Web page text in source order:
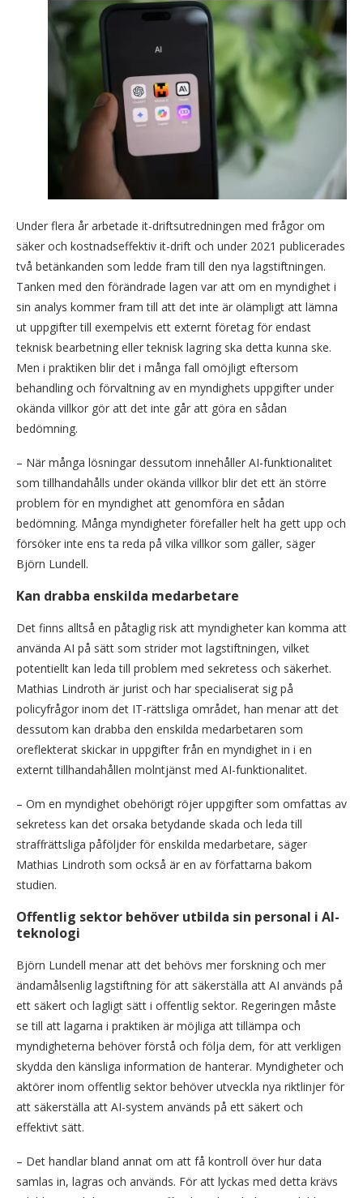
Under flera år arbetade it-driftsutredningen med frågor om
säker och kostnadseffektiv it-drift och under 2021 publicerades
två betänkanden som ledde fram till den nya lagstiftningen.
Tanken med den förändrade lagen var att om en myndighet i
sin analys kommer fram till att det inte är olämpligt att lämna
ut uppgifter till exempelvis ett externt företag för endast
teknisk bearbetning eller teknisk lagring ska detta kunna ske.
Men i praktiken blir det i många fall omöjligt eftersom
behandling och förvaltning av en myndighets uppgifter under
okända villkor gör att det inte går att göra en sådan
bedömning.
– När många lösningar dessutom innehåller AI-funktionalitet
som tillhandahålls under okända villkor blir det ett än större
problem för en myndighet att genomföra en sådan
bedömning. Många myndigheter förefaller helt ha gett upp och
försöker inte ens ta reda på vilka villkor som gäller, säger
Björn Lundell.
Kan drabba enskilda medarbetare
Det finns alltså en påtaglig risk att myndigheter kan komma att
använda AI på sätt som strider mot lagstiftningen, vilket
potentiellt kan leda till problem med sekretess och säkerhet.
Mathias Lindroth är jurist och har specialiserat sig på
policyfrågor inom det IT-rättsliga området, han menar att det
dessutom kan drabba den enskilda medarbetaren som
oreflekterat skickar in uppgifter från en myndighet in i en
externt tillhandahållen molntjänst med AI-funktionalitet.
– Om en myndighet obehörigt röjer uppgifter som omfattas av
sekretess kan det orsaka betydande skada och leda till
straffrättsliga påföljder för enskilda medarbetare, säger
Mathias Lindroth som också är en av författarna bakom
studien.
Offentlig sektor behöver utbilda sin personal i AI-
teknologi
Björn Lundell menar att det behövs mer forskning och mer
ändamålsenlig lagstiftning för att säkerställa att AI används på
ett säkert och lagligt sätt i offentlig sektor. Regeringen måste
se till att lagarna i praktiken är möjliga att tillämpa och
myndigheterna behöver förstå och följa dem, för att verkligen
skydda den känsliga information de hanterar. Myndigheter och
aktörer inom offentlig sektor behöver utveckla nya riktlinjer för
att säkerställa att AI-system används på ett säkert och
effektivt sätt.
– Det handlar bland annat om att få kontroll över hur data
samlas in, lagras och används. För att lyckas med detta krävs